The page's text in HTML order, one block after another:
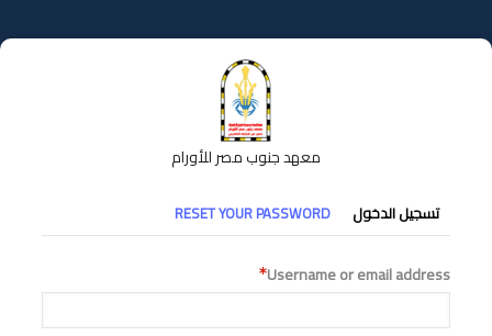
إلى
المحتوى
معهد جنوب مصر للأورام
التبويبات
الأساسية
تسجيل الدخول RESET YOUR PASSWORD
Username or email address